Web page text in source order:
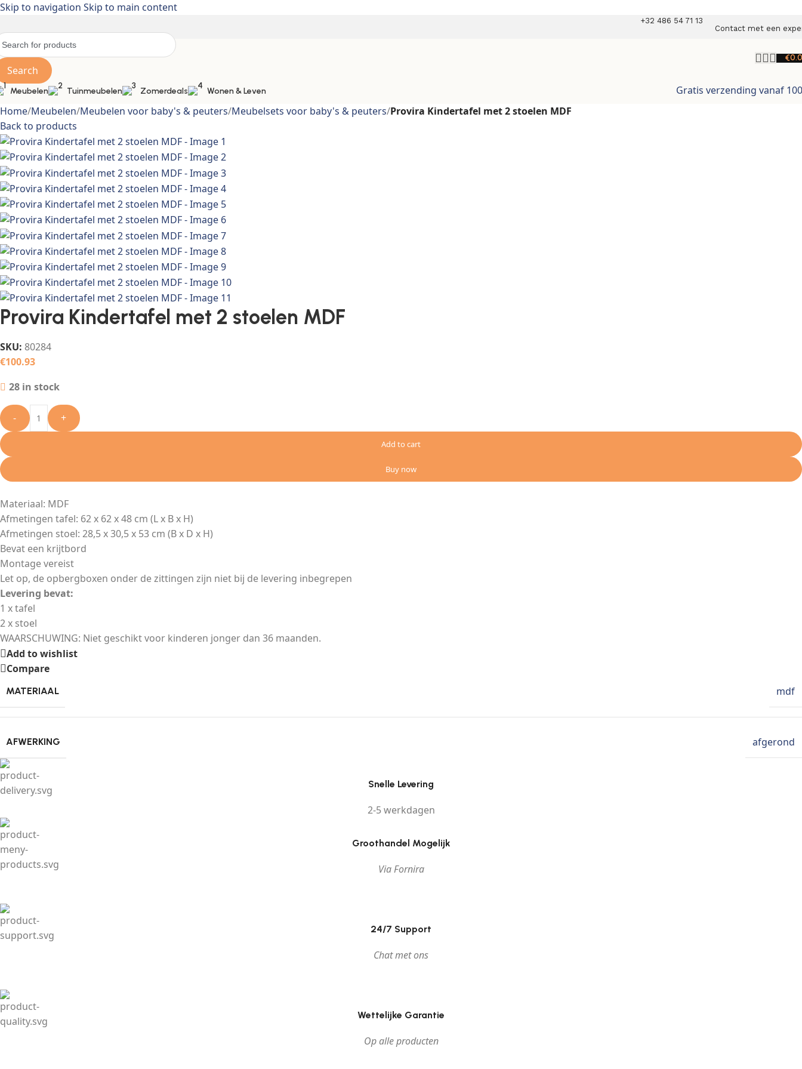
Skip to navigation Skip to main content
+32 486 54 71 13
Contact met een
Search
€
Meubelen Tuinmeubelen Zomerdeals Wonen & Leven
Gratis verzending vanaf
Home/Meubelen/Meubelen voor baby's & peuters/Meubelsets voor baby's & peuters/Provira Kindertafel met 2 stoelen MDF
Back to products
Provira Kindertafel met 2 stoelen MDF
SKU: 80284
€100.93
28 in stock
- +
Add to cart
Buy now
Materiaal: MDF
Afmetingen tafel: 62 x 62 x 48 cm (L x B x H)
Afmetingen stoel: 28,5 x 30,5 x 53 cm (B x D x H)
Bevat een krijtbord
Montage vereist
Let op, de opbergboxen onder de zittingen zijn niet bij de levering inbegrepen
Levering bevat:
1 x tafel
2 x stoel
WAARSCHUWING: Niet geschikt voor kinderen jonger dan 36 maanden.
Add to wishlist
Compare
MATERIAAL mdf
AFWERKING afgerond
Snelle Levering
2-5 werkdagen
Groothandel Mogelijk
Via Fornira
24/7 Support
Chat met ons
Wettelijke Garantie
Op alle producten